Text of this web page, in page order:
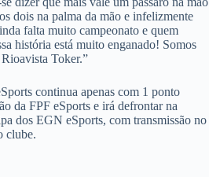
dois na palma da mão e infelizmente
falta muito campeonato e quem
história está muito enganado! Somos
Toker.”
continua apenas com 1 ponto
da FPF eSports e irá defrontar na
dos EGN eSports, com transmissão no
clube.